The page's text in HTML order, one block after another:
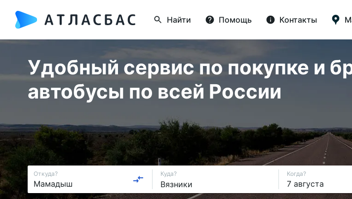
Найти Помощь Контакты
Удобный сервис по покупке и
автобусы по всей России
Откуда? Куда? Когда?